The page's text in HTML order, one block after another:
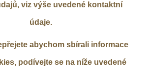
viz výše uvedené kontaktní
údaje.
abychom sbírali informace
podívejte se na níže uvedené